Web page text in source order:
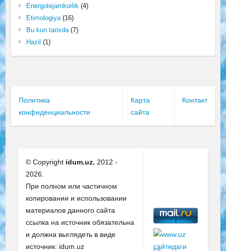
Energotejamkorlik (4)
Etimologiya(16)
Bu kun tarixda(7)
Hazil (1)
Политика
конфиденциальности
Карта
сайта
Контакт
© Copyright idum.uz. 2012 -
2026.
При полном или частичном
копировании и использовании
материалов данного сайта
ссылка на источник обязательна
и должна выглядеть в виде
источник: idum.uz